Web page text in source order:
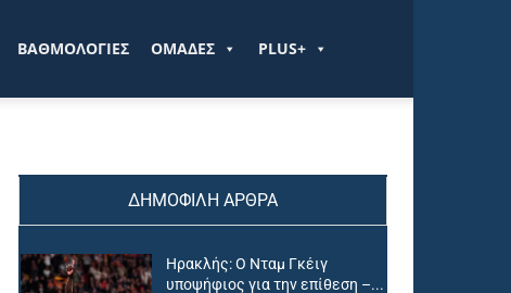
ΒΑΘΜΟΛΟΓΙΕΣ ΟΜΑΔΕΣ PLUS+
ΔΗΜΟΦΙΛΗ ΑΡΘΡΑ
Ηρακλής: Ο Νταμ Γκέιγ
υποψήφιος για την επίθεση –...